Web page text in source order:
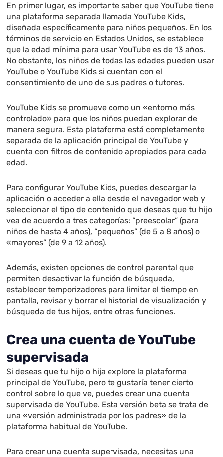
En primer lugar, es importante saber que YouTube tiene
una plataforma separada llamada YouTube Kids,
diseñada específicamente para niños pequeños. En los
términos de servicio en Estados Unidos, se establece
que la edad mínima para usar YouTube es de 13 años.
No obstante, los niños de todas las edades pueden usar
YouTube o YouTube Kids si cuentan con el
consentimiento de uno de sus padres o tutores.
YouTube Kids se promueve como un «entorno más
controlado» para que los niños puedan explorar de
manera segura. Esta plataforma está completamente
separada de la aplicación principal de YouTube y
cuenta con filtros de contenido apropiados para cada
edad.
Para configurar YouTube Kids, puedes descargar la
aplicación o acceder a ella desde el navegador web y
seleccionar el tipo de contenido que deseas que tu hijo
vea de acuerdo a tres categorías: “preescolar” (para
niños de hasta 4 años), “pequeños” (de 5 a 8 años) o
«mayores” (de 9 a 12 años).
Además, existen opciones de control parental que
permiten desactivar la función de búsqueda,
establecer temporizadores para limitar el tiempo en
pantalla, revisar y borrar el historial de visualización y
búsqueda de tus hijos, entre otras funciones.
Crea una cuenta de YouTube
supervisada
Si deseas que tu hijo o hija explore la plataforma
principal de YouTube, pero te gustaría tener cierto
control sobre lo que ve, puedes crear una cuenta
supervisada de YouTube. Esta versión beta se trata de
una «versión administrada por los padres» de la
plataforma habitual de YouTube.
Para crear una cuenta supervisada, necesitas una